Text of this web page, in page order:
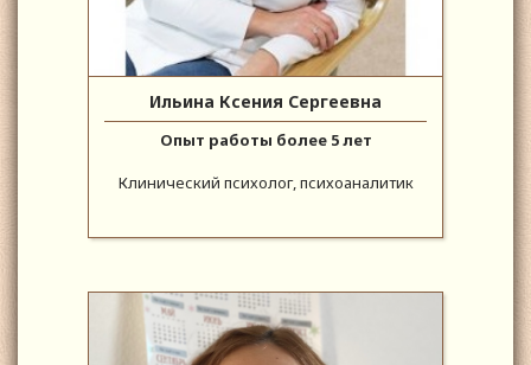
Ильина Ксения Сергеевна
Опыт работы более 5 лет
Клинический психолог, психоаналитик